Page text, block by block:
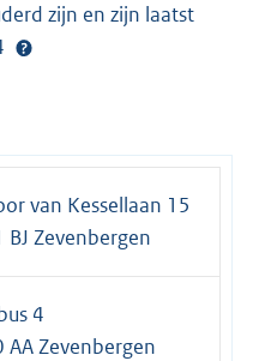
zijn en zijn laatst
van Kessellaan 15
BJ Zevenbergen
4
AA Zevenbergen